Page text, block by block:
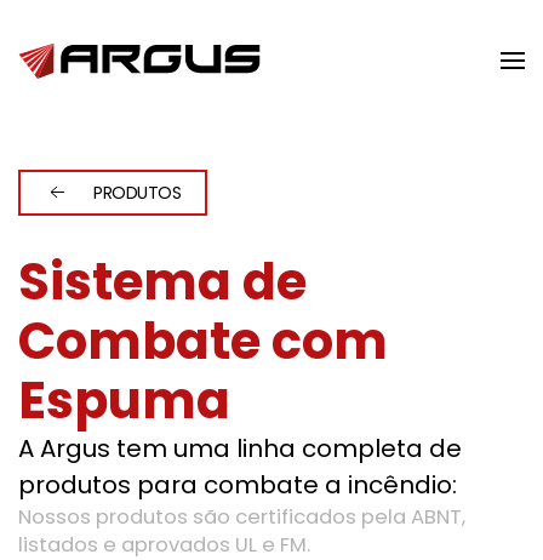
Skip to main content
PRODUTOS
Sistema de
Combate com
Espuma
A Argus tem uma linha completa de
produtos para combate a incêndio:
Nossos produtos são certificados pela ABNT,
listados e aprovados UL e FM.